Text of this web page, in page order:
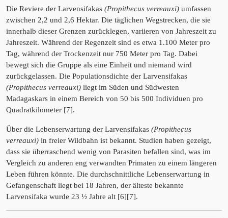
Die Reviere der Larvensifakas (Propithecus verreauxi) umfassen
zwischen 2,2 und 2,6 Hektar. Die täglichen Wegstrecken, die sie
innerhalb dieser Grenzen zurücklegen, variieren von Jahreszeit zu
Jahreszeit. Während der Regenzeit sind es etwa 1.100 Meter pro
Tag, während der Trockenzeit nur 750 Meter pro Tag. Dabei
bewegt sich die Gruppe als eine Einheit und niemand wird
zurückgelassen. Die Populationsdichte der Larvensifakas
(Propithecus verreauxi) liegt im Süden und Südwesten
Madagaskars in einem Bereich von 50 bis 500 Individuen pro
Quadratkilometer [7].
Über die Lebenserwartung der Larvensifakas (Propithecus
verreauxi) in freier Wildbahn ist bekannt. Studien haben gezeigt,
dass sie überraschend wenig von Parasiten befallen sind, was im
Vergleich zu anderen eng verwandten Primaten zu einem längeren
Leben führen könnte. Die durchschnittliche Lebenserwartung in
Gefangenschaft liegt bei 18 Jahren, der älteste bekannte
Larvensifaka wurde 23 ½ Jahre alt [6][7].